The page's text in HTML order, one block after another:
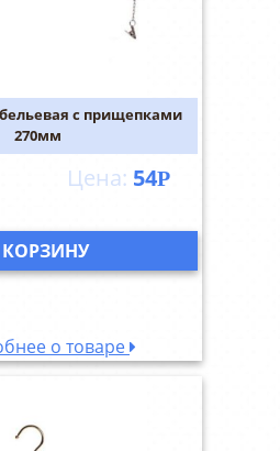
с прищепками
270мм
54Р
КОРЗИНУ
о товаре